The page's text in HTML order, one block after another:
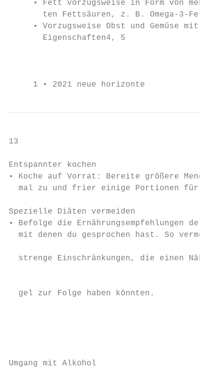
• Fett vorzugsweise in Form von
ten Fettsäuren, z. B. Omega-3-
• Vorzugsweise Obst und Gemüse mit
Eigenschaften4, 5
     1 • 2021 neue horizonte
13
Entspannter kochen
• Koche auf Vorrat: Bereite größere
mal zu und frier einige Portionen für
Spezielle Diäten vermeiden
• Befolge die Ernährungsempfehlungen der
mit denen du gesprochen hast. So
strenge Einschränkungen, die einen
gel zur Folge haben könnten.
Umgang mit Alkohol